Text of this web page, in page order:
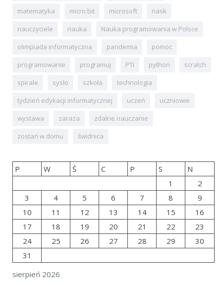
matematyka
micro:bit microsoft
nask
nauczyciele
nauka
Nauka programowania w Polsce
olimpiada informatyczna
pandemia
pomoc
programowanie
programuj PTI python
scratch
spirale
sysło szkoła
technologia
tydzień edykacji informatycznej
uczeń
uczniowie
wystawa
zaraza
zdalne nauczanie
zostań w domu
świdnica
sierpień 2026
P W Ś C P S
N
1
2
3
4 5 6 7 8
9
10
11 12 13 14 15
16
17
18 19 20 21 22
23
24
25 26 27 28 29
30
31